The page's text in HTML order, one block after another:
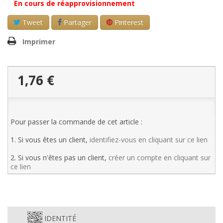
En cours de réapprovisionnement
Tweet
Partager Pinterest
Imprimer
1,76 €
Pour passer la commande de cet article :
1. Si vous êtes un client, identifiez-vous en cliquant sur ce lien
2. Si vous n'êtes pas un client, créer un compte en cliquant sur
ce lien
IDENTITÉ